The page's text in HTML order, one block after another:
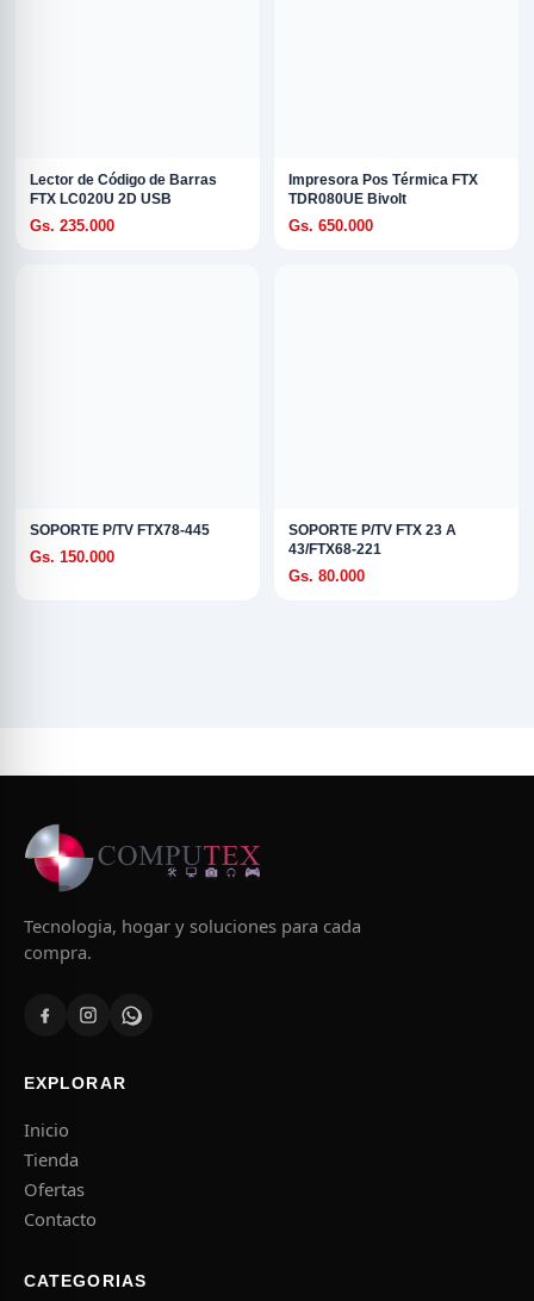
Lector de Código de Barras
FTX LC020U 2D USB
Gs. 235.000
Impresora Pos Térmica FTX
TDR080UE Bivolt
Gs. 650.000
SOPORTE P/TV FTX78-445
Gs. 150.000
SOPORTE P/TV FTX 23 A
43/FTX68-221
Gs. 80.000
Tecnologia, hogar y soluciones para cada
compra.
EXPLORAR
Inicio
Tienda
Ofertas
Contacto
CATEGORIAS